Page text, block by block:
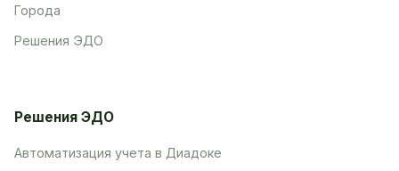
Города
Решения ЭДО
Решения ЭДО
Автоматизация учета в Диадоке